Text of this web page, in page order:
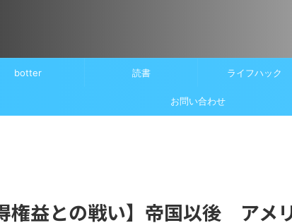
botter 読書 ライフハック
お問い合わせ
権益との戦い】帝国以後 アメ